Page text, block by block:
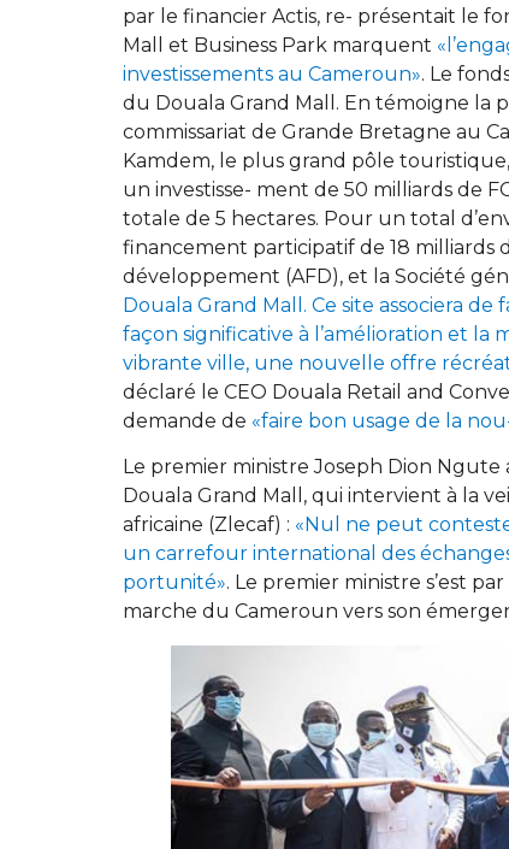
par le financier Actis, re- présentait le
Mall et Business Park marquent
investissements au Cameroun». Le
du Douala Grand Mall. En témoigne la
commissariat de Grande Bretagne au
Kamdem, le plus grand pôle
un investisse- ment de 50 milliards de
totale de 5 hectares. Pour un total
financement participatif de 18 milliards
développement (AFD), et la Société
Douala Grand Mall. Ce site associera
façon significative à l’amélioration et
vibrante ville, une nouvelle offre
déclaré le CEO Douala Retail and
demande de «faire bon usage de la
Le premier ministre Joseph Dion
Douala Grand Mall, qui intervient à la
africaine (Zlecaf) : «Nul ne peut
un carrefour international des
portunité». Le premier ministre s’est
marche du Cameroun vers son